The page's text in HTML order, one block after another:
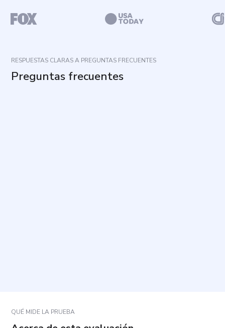
RESPUESTAS CLARAS A PREGUNTAS FRECUENTES
Preguntas frecuentes
QUÉ MIDE LA PRUEBA